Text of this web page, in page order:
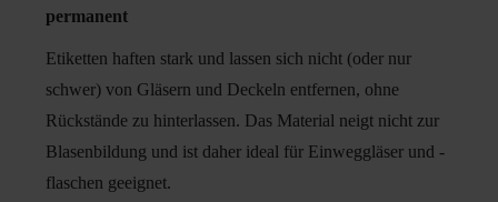
permanent
Etiketten haften stark und lassen sich nicht (oder nur
schwer) von Gläsern und Deckeln entfernen, ohne
Rückstände zu hinterlassen. Das Material neigt nicht zur
Blasenbildung und ist daher ideal für Einweggläser und -
flaschen geeignet.